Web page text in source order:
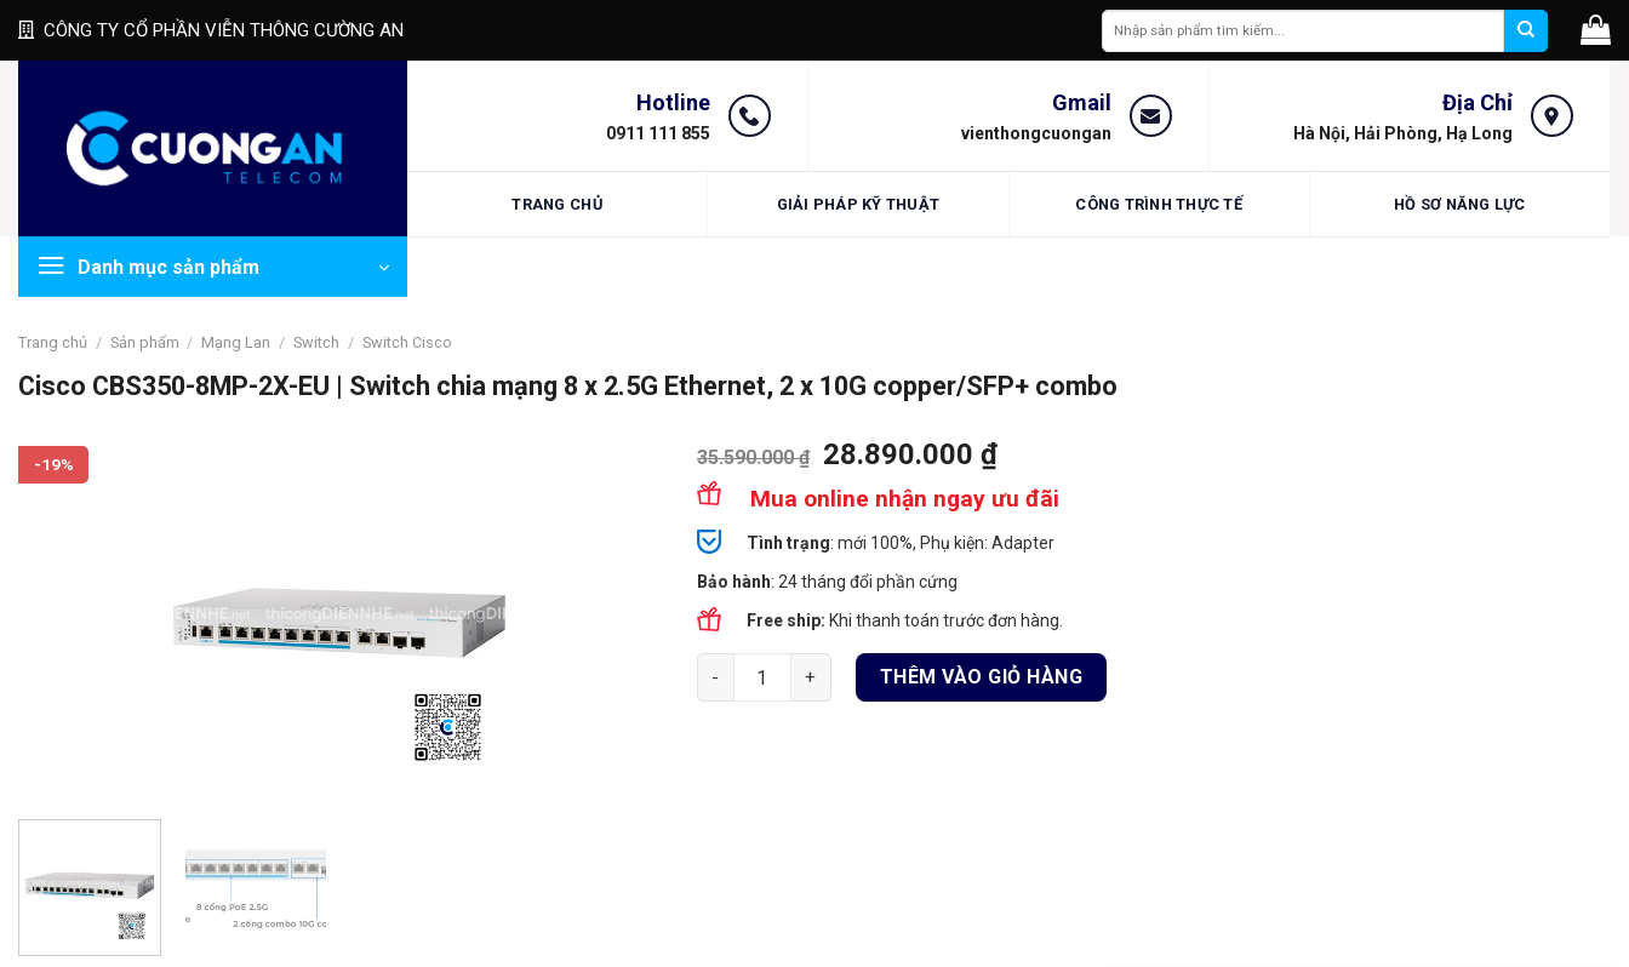
Skip
CÔNG TY CỔ PHẦN VIỄN THÔNG CƯỜNG AN
Tìm
kiếm:
Hotline
0911 111 855
Gmail
vienthongcuongan
Địa Chỉ
Hà Nội, Hải Phòng, Hạ Long
TRANG CHỦ GIẢI PHÁP KỸ THUẬT CÔNG TRÌNH THỰC TẾ HỒ SƠ NĂNG LỰC
Danh mục sản phẩm
Trang chủ / Sản phẩm / Mạng Lan / Switch / Switch Cisco
Cisco CBS350-8MP-2X-EU | Switch chia mạng 8 x 2.5G Ethernet, 2 x 10G copper/SFP+ combo
-19% 35.590.000₫ 28.890.000₫
Mua online nhận ngay ưu đãi
Tình trạng: mới 100%, Phụ kiện: Adapter
Bảo hành: 24 tháng đổi phần cứng
Free ship: Khi thanh toán trước đơn hàng.
Cisco CBS350-8MP-2X-EU | Switch chia mạng 8 x 2.5G Ethernet, 2 x 10G copper/SFP+ combo số lượng
THÊM VÀO GIỎ HÀNG